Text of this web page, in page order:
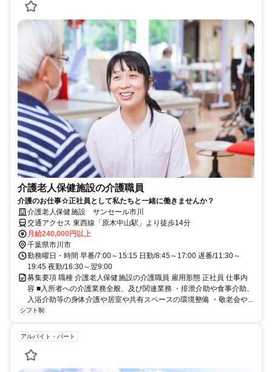
介護老人保健施設の介護職員
介護のお仕事☆正社員として私たちと一緒に働きませんか？
介護老人保健施設 サンセール市川
交通アクセス 東西線「原木中山駅」より徒歩14分
月給240,000円以上
千葉県市川市
勤務曜日・時間 早番/7:00～15:15 日勤/8:45～17:00 遅番/11:30～
19:45 夜勤/16:30～翌9:00
募集要項 職種 介護老人保健施設の介護職員 雇用形態 正社員 仕事内
容 ■入所者への介護業務全般、及び関連業務 ・排泄介助や食事介助、
入浴介助等の身体介護や居室や共有スペースの環境整備 ・敬老会や...
シフト制
アルバイト・パート